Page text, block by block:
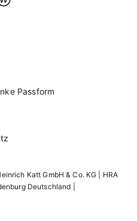
Passform
Katt GmbH & Co. KG | HRA
Deutschland |